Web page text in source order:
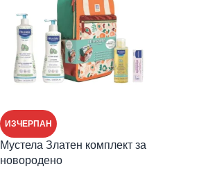
ИЗЧЕРПАН
Мустела Златен комплект за
новородено